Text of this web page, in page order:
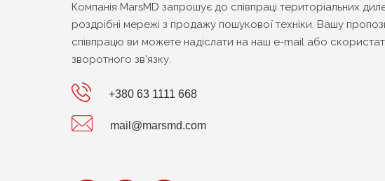
Компанія MarsMD запрошує до співпраці територіальних
роздрібні мережі з продажу пошукової техніки. Вашу
співпрацю ви можете надіслати на наш e-mail або
зворотного зв’язку.
+380 63 1111 668
mail@marsmd.com